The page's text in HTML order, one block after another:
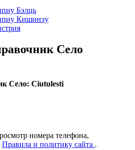
Бэлць
Кишинэу
Село
Село: Ciutulesti
номера телефона,
Правила и политику сайта .